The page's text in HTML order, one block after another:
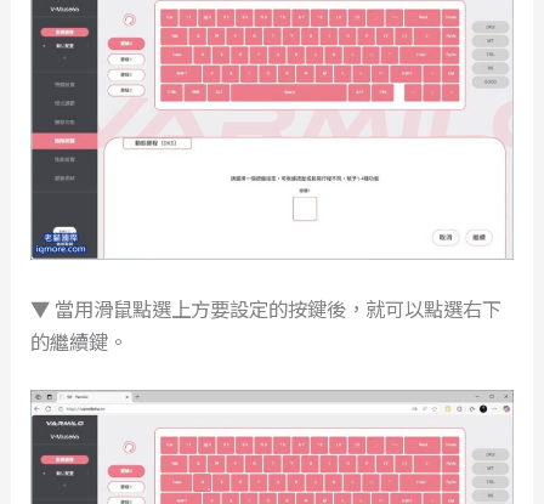
▼ 當用滑鼠點選上方要設定的按鍵後，就可以點選右下
的繼續鍵。